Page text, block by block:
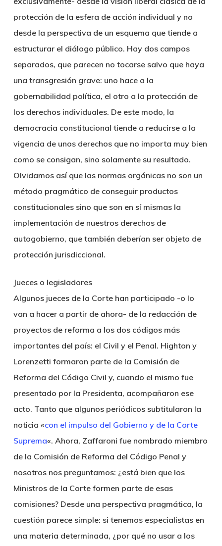
protección de la esfera de acción individual y no
desde la perspectiva de un esquema que tiende a
estructurar el diálogo público. Hay dos campos
separados, que parecen no tocarse salvo que haya
una transgresión grave: uno hace a la
gobernabilidad política, el otro a la protección de
los derechos individuales. De este modo, la
democracia constitucional tiende a reducirse a la
vigencia de unos derechos que no importa muy bien
como se consigan, sino solamente su resultado.
Olvidamos así que las normas orgánicas no son un
método pragmático de conseguir productos
constitucionales sino que son en sí mismas la
implementación de nuestros derechos de
autogobierno, que también deberían ser objeto de
protección jurisdiccional.
Jueces o legisladores
Algunos jueces de la Corte han participado -o lo
van a hacer a partir de ahora- de la redacción de
proyectos de reforma a los dos códigos más
importantes del país: el Civil y el Penal. Highton y
Lorenzetti formaron parte de la Comisión de
Reforma del Código Civil y, cuando el mismo fue
presentado por la Presidenta, acompañaron ese
acto. Tanto que algunos periódicos subtitularon la
noticia «con el impulso del Gobierno y de la Corte
Suprema«. Ahora, Zaffaroni fue nombrado miembro
de la Comisión de Reforma del Código Penal y
nosotros nos preguntamos: ¿está bien que los
Ministros de la Corte formen parte de esas
comisiones? Desde una perspectiva pragmática, la
cuestión parece simple: si tenemos especialistas en
una materia determinada, ¿por qué no usar a los